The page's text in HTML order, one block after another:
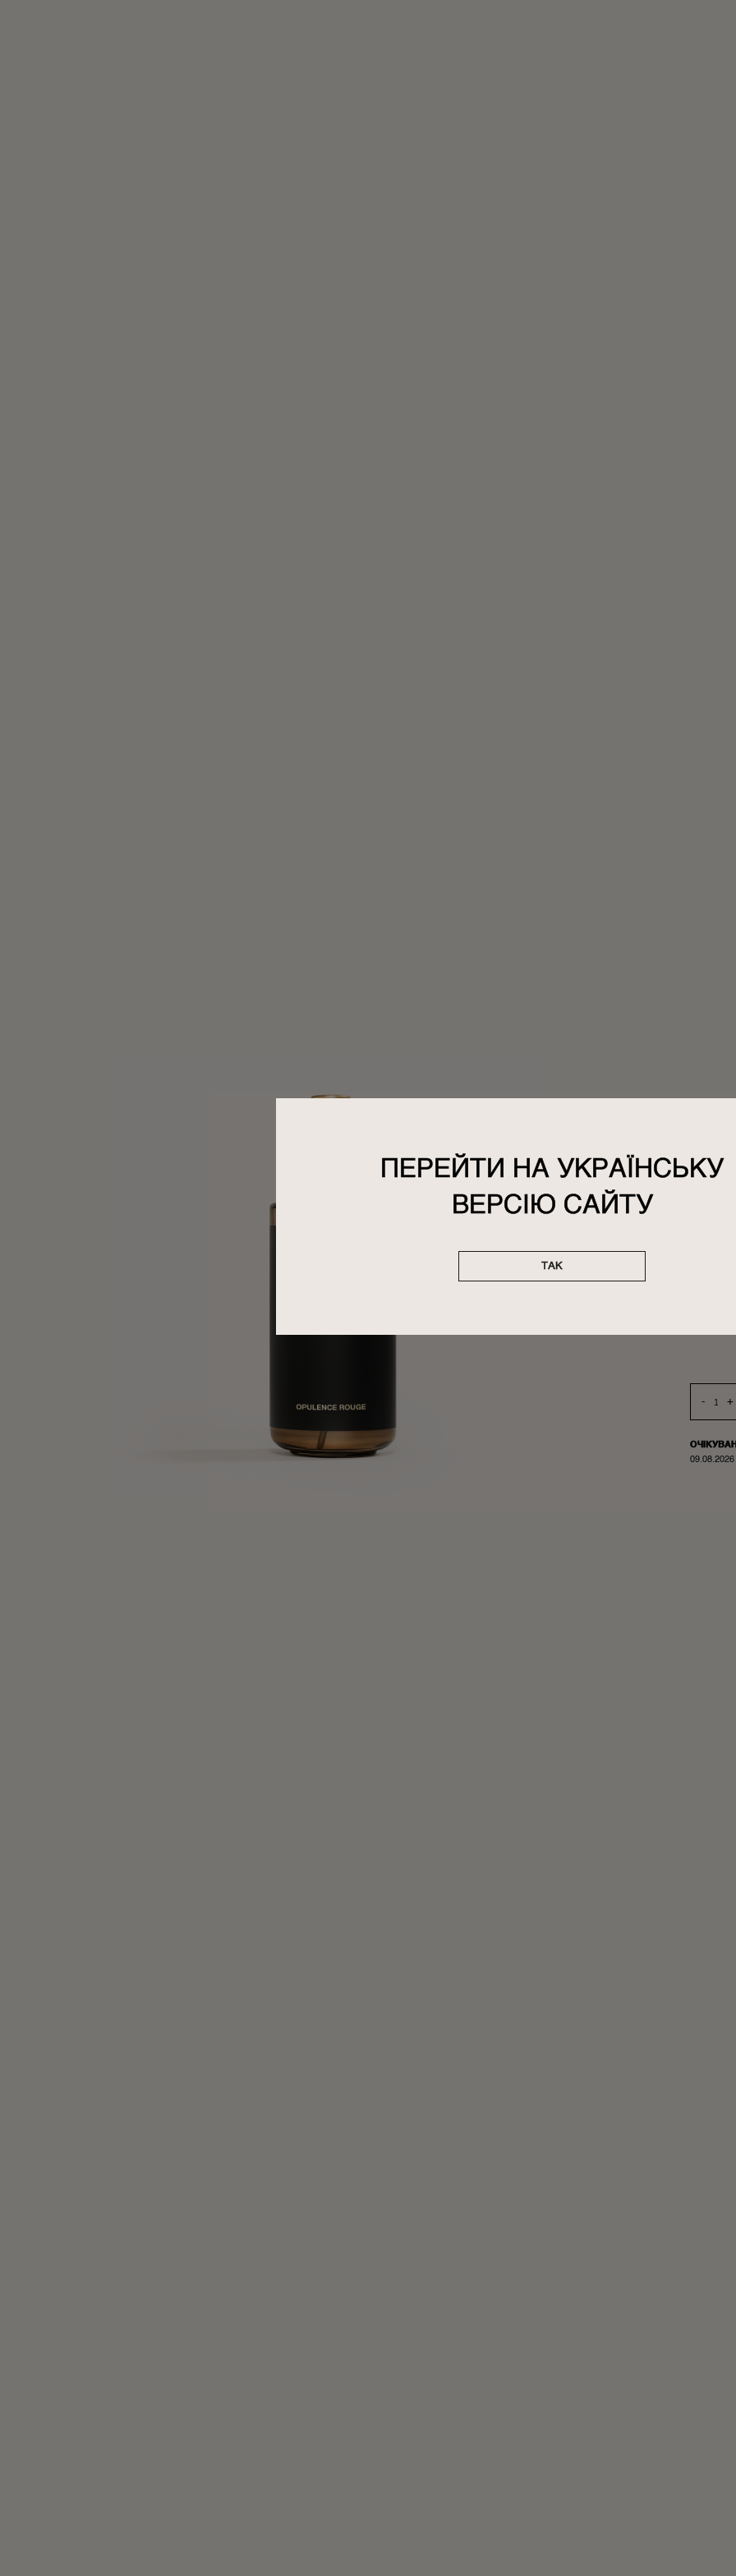
Ваши
- +
09.08.2026
ПЕРЕЙТИ НА УКРАЇНСЬКУ
ВЕРСІЮ САЙТУ
ТАК